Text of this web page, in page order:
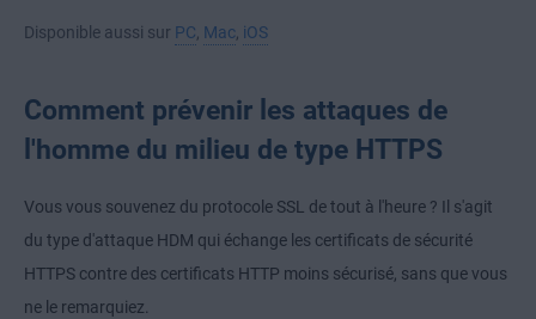
Disponible aussi sur PC, Mac, iOS
Comment prévenir les attaques de
l'homme du milieu de type HTTPS
Vous vous souvenez du protocole SSL de tout à l'heure ? Il s'agit
du type d'attaque HDM qui échange les certificats de sécurité
HTTPS contre des certificats HTTP moins sécurisé, sans que vous
ne le remarquiez.